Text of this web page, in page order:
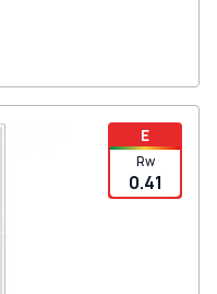
E
Rw
0.41